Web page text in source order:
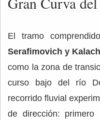
El tramo
Serafimovich y
como la zona de
curso bajo del río
recorrido fluvial
de dirección: